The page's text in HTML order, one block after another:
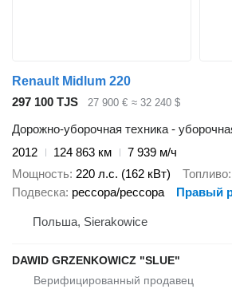
Renault Midlum 220
297 100 TJS
27 900 € ≈ 32 240 $
Дорожно-уборочная техника -
2012
124 863 км
7 939 м/ч
Мощность 220 л.с. (162 кВт) Топливо
Подвеска рессора/рессора Правый
Польша, Sierakowice
DAWID GRZENKOWICZ "SLUE"